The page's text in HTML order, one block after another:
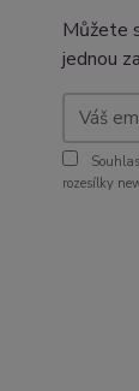
Můžete
jednou
rozesílky